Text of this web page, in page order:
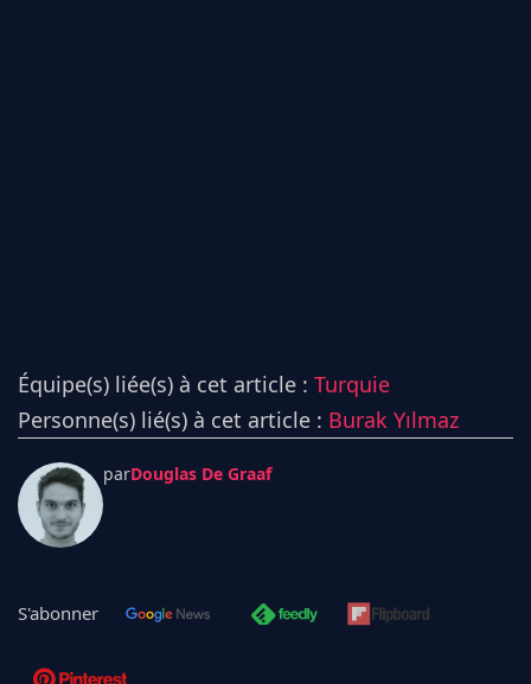
Équipe(s) liée(s) à cet article : Turquie
Personne(s) lié(s) à cet article : Burak Yılmaz
parDouglas De Graaf
S'abonner